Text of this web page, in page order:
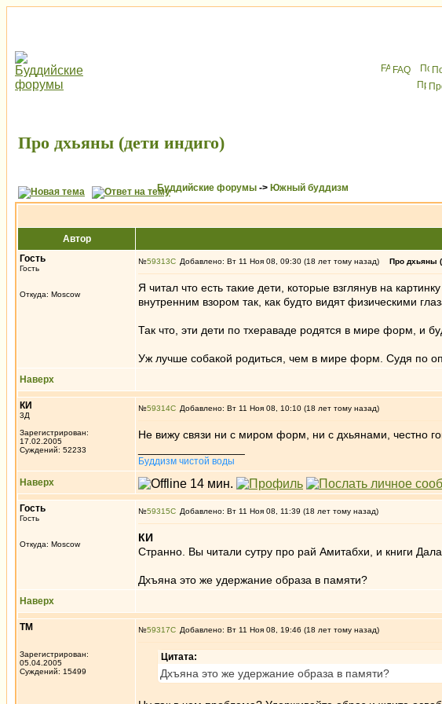
FAQ
Про дхьяны (дети индиго)
Буддийские форумы -> Южный буддизм
Автор
Гость
Гость
Откуда: Moscow
№59313 Добавлено: Вт 11 Ноя 08, 09:30 (18 лет тому назад) Про дхьяны
Я читал что есть такие дети, которые взглянув на
внутренним взором так, как будто видят физическими
Так что, эти дети по тхераваде родятся в мире форм, и
Уж лучше собакой родиться, чем в мире форм. Судя по
Наверх
КИ
3Д
Зарегистрирован:
17.02.2005
Суждений: 52233
№59314 Добавлено: Вт 11 Ноя 08, 10:10 (18 лет тому назад)
Не вижу связи ни с миром форм, ни с дхьянами, честно
Буддизм чистой воды
Наверх
Гость
Гость
Откуда: Moscow
№59315 Добавлено: Вт 11 Ноя 08, 11:39 (18 лет тому назад)
КИ
Странно. Вы читали сутру про рай Амитабхи, и книги
Дхъяна это же удержание образа в памяти?
Наверх
ТМ
Зарегистрирован:
05.04.2005
Суждений: 15499
№59317 Добавлено: Вт 11 Ноя 08, 19:46 (18 лет тому назад)
Цитата:
Дхъяна это же удержание образа в памяти?